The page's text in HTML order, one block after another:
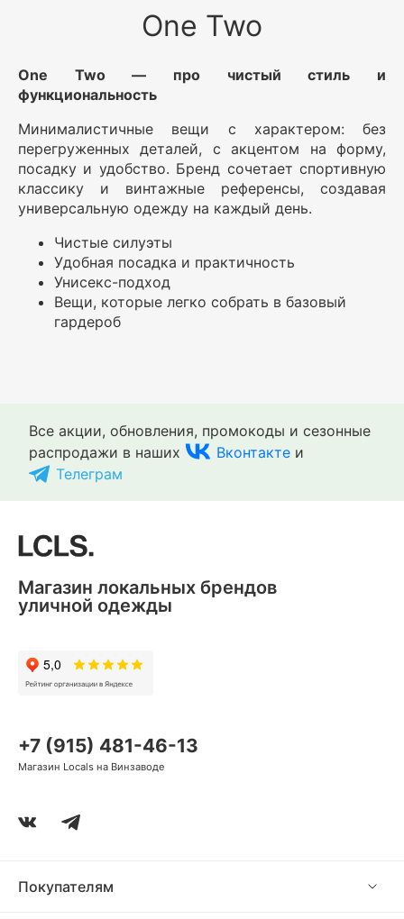
One Two
One Two — про чистый стиль и
функциональность
Минималистичные вещи с характером: без
перегруженных деталей, с акцентом на форму,
посадку и удобство. Бренд сочетает спортивную
классику и винтажные референсы, создавая
универсальную одежду на каждый день.
Чистые силуэты
Удобная посадка и практичность
Унисекс-подход
Вещи, которые легко собрать в базовый
гардероб
Все акции, обновления, промокоды и сезонные
распродажи в наших
Вконтакте и
Телеграм
Покупателям
+7 (915) 481-46-13
Магазин Locals на Винзаводе
Магазин локальных брендов
уличной одежды